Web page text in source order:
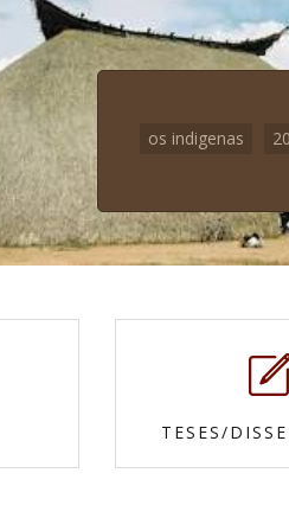
os indigenas
TESES/